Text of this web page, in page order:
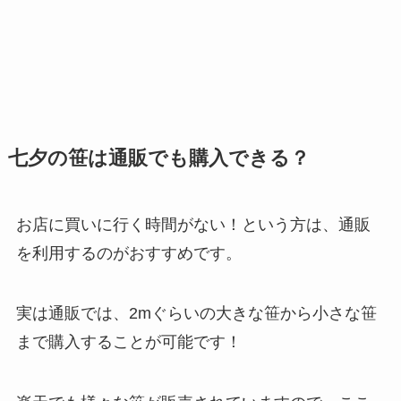
七夕の笹は通販でも購入できる？
お店に買いに行く時間がない！という方は、通販
を利用するのがおすすめです。
実は通販では、2mぐらいの大きな笹から小さな笹
まで購入することが可能です！